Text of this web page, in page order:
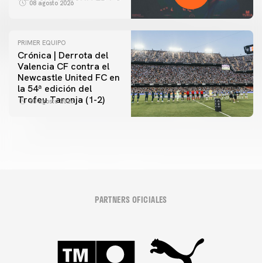
08 agosto 2026
PRIMER EQUIPO
Crónica | Derrota del
Valencia CF contra el
Newcastle United FC en
la 54ª edición del
Trofeu Taronja (1-2)
08 agosto 2026
PARTNERS OFICIALES